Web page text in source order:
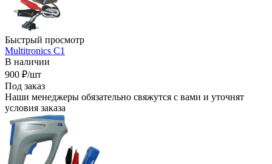
Быстрый просмотр
Multitronics C1
В наличии
900 ₽/шт
Под заказ
Наши менеджеры обязательно свяжутся с вами и уточнят
условия заказа